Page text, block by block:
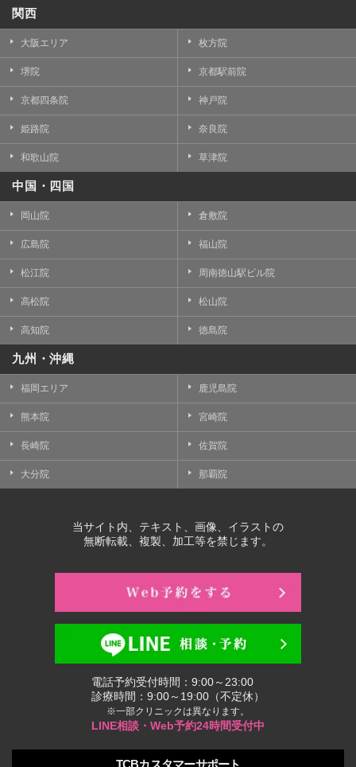
関西
大阪エリア 枚方院
堺院 京都駅前院
京都四条院 神戸院
姫路院 奈良院
和歌山院 草津院
中国・四国
岡山院 倉敷院
広島院 福山院
松江院 周南徳山駅ビル院
高松院 松山院
高知院 徳島院
九州・沖縄
福岡エリア 鹿児島院
熊本院 宮崎院
長崎院 佐賀院
大分院 那覇院
当サイト内、テキスト、画像、イラストの
無断転載、複製、加工等を禁じます。
電話予約受付時間：9:00～23:00
診療時間：9:00～19:00（不定休）
※一部クリニックは異なります。
LINE相談・Web予約24時間受付中
TCBカスタマーサポート